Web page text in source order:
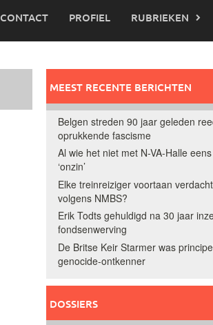
CONTACT PROFIEL RUBRIEKEN
MEEST RECENTE BERICHTEN
Belgen streden 90 jaar geleden
oprukkende fascisme
Al wie het niet met N-VA-Halle
‘onzin’
Elke treinreiziger voortaan
volgens NMBS?
Erik Todts gehuldigd na 30 jaar
fondsenwerving
De Britse Keir Starmer was
genocide-ontkenner
DOSSIERS